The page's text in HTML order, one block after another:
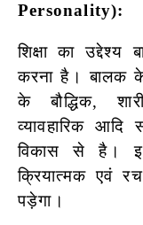
Personality):
शिक्षा का
करना है। बालक
के बौद्धिक,
व्यावहारिक आदि
विकास से है।
क्रियात्मक एवं
पड़ेगा।